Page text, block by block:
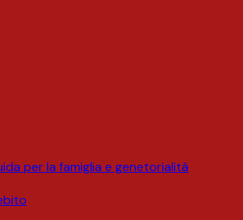
per la famiglia e genetorialità